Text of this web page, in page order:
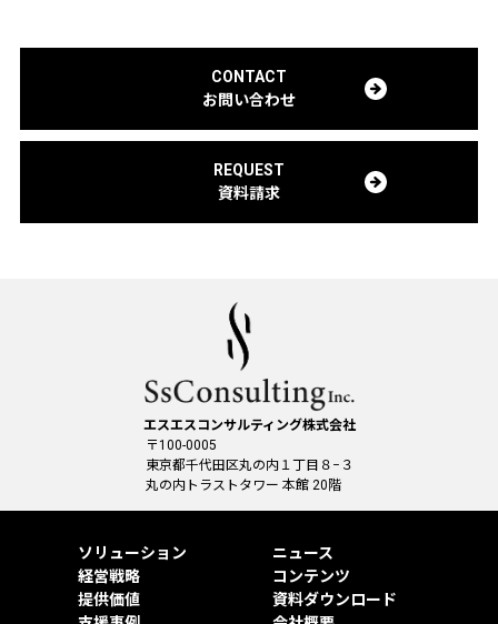
CONTACT
お問い合わせ
REQUEST
資料請求
エスエスコンサルティング株式会社
〒100-0005
東京都千代田区丸の内１丁目８−３
丸の内トラストタワー 本館 20階
ソリューション
経営戦略
提供価値
ニュース
コンテンツ
資料ダウンロード